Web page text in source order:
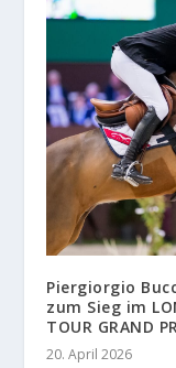
Piergiorgio
zum Sieg im
TOUR GRAND
20. April 2026